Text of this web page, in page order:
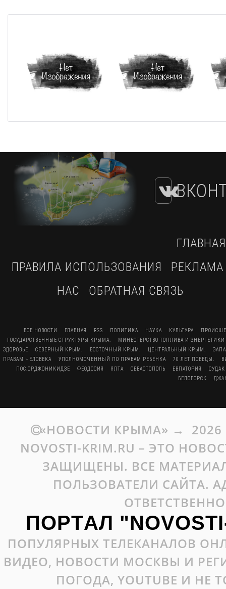
ГЛАВНАЯ
ПРАВИЛА ИСПОЛЬЗОВАНИЯ
РЕКЛАМА
НАС
ОБРАТНАЯ СВЯЗЬ
ВСЕ НОВОСТИ ГЛАВНАЯ RSS ПОЛИТИКА НАУКА КУЛЬТУРА
ГОСУДАРСТВЕННЫЕ СТРУКТУРЫ КРЫМА.
МИНЕСТЕРСТВО ТОПЛИВА И
ЗДОРОВЬЕ
СЕВЕРНЫЙ КРЫМ. ВОСТОЧНЫЙ КРЫМ. ЦЕНТРАЛЬНЫЙ КРЫМ.
ПРАВАМ ЧЕЛОВЕКА
УПОЛНОМОЧЕННЫЙ ПО ПРАВАМ РЕБЁНКА 70 ЛЕТ ПОБЕДЫ.
ПОС.ОРДЖОНИКИДЗЕ
ФЕОДОСИЯ ЯЛТА СЕВАСТОПОЛЬ ЕВПАТОРИЯ
СУДАК
БЕЛОГОРСК
«НОВОСТИ КРЫМА» → 2026
NOVOSTI-KRIM.RU – ЭТО
ЗАЩИЩЕНЫ. ВСЕ
ПОЛЬЗОВАТЕЛИ САЙТА.
ПОРТАЛ
ПОПУЛЯРНЫХ ТЕЛЕКАНАЛОВ
ВИДЕО, НОВОСТИ МОСКВЫ И
ПОГОДА, YOUTUBE И